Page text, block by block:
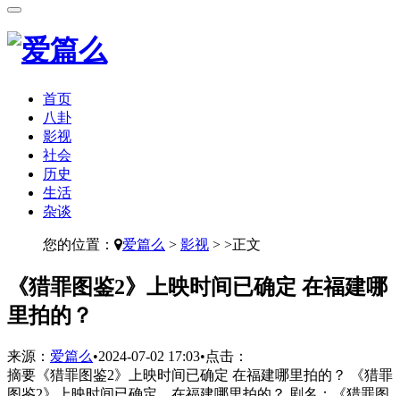
首页
八卦
影视
社会
历史
生活
杂谈
您的位置： 爱篇么 > 影视 > >正文
​《猎罪图鉴2》上映时间已确定 在福建哪
里拍的？
来源： 爱篇么•2024-07-02 17:03•点击：
摘要 《猎罪图鉴2》上映时间已确定 在福建哪里拍的？ 《猎罪